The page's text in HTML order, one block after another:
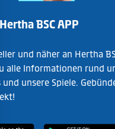
Hertha BSC APP
und näher an Hertha
alle Informationen rund
unsere Spiele.